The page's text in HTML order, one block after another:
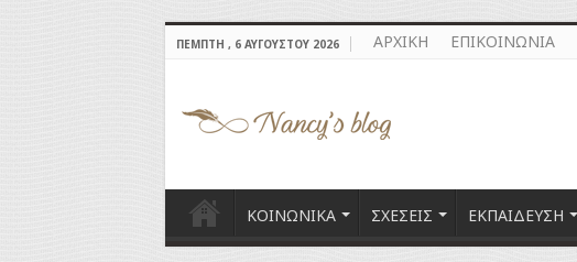
ΠΈΜΠΤΗ , 6 ΑΥΓΟΎΣΤΟΥ 2026 ΑΡΧΙΚΗ ΕΠΙΚΟΙΝΩΝΙΑ
ΚΟΙΝΩΝΙΚΑ ΣΧΕΣΕΙΣ ΕΚΠΑΙΔΕΥΣΗ